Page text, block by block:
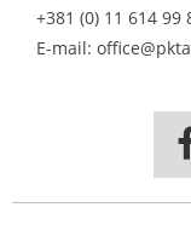
+381 (0) 11 614 99
E-mail: